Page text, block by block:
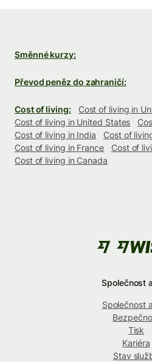
Směnné kurzy:
Převod peněz do zahraničí:
Cost of living:
Cost of living in
Cost of living in United States
Cost of living in India
Cost of
Cost of living in France
Cost of
Cost of living in Canada
Společnost
Společnost
Tisk
Kariéra
Stav